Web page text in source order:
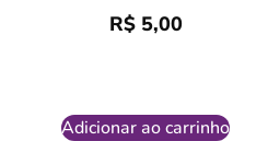
R$5,00
Adicionar ao carrinho